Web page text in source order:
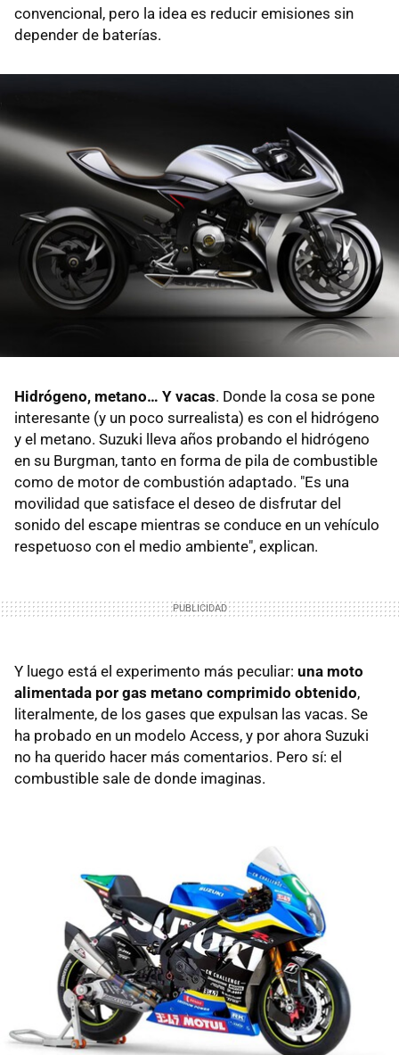
convencional, pero la idea es reducir emisiones sin
depender de baterías.
Hidrógeno, metano… Y vacas. Donde la cosa se pone
interesante (y un poco surrealista) es con el hidrógeno
y el metano. Suzuki lleva años probando el hidrógeno
en su Burgman, tanto en forma de pila de combustible
como de motor de combustión adaptado. "Es una
movilidad que satisface el deseo de disfrutar del
sonido del escape mientras se conduce en un vehículo
respetuoso con el medio ambiente", explican.
Y luego está el experimento más peculiar: una moto
alimentada por gas metano comprimido obtenido,
literalmente, de los gases que expulsan las vacas. Se
ha probado en un modelo Access, y por ahora Suzuki
no ha querido hacer más comentarios. Pero sí: el
combustible sale de donde imaginas.